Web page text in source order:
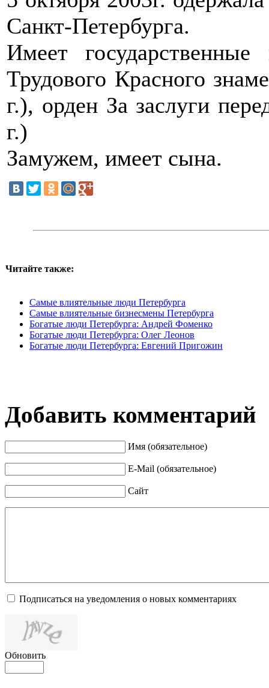
Санкт-Петербурга.
Имеет
Трудового Красного
г.), орден За заслуги
г.)
Замужем, имеет сына.
Читайте также:
Самые влиятельные люди Петербурга
Самые влиятельные бизнесмены Петербурга
Богатые люди Петербурга: Андрей Фоменко
Богатые люди Петербурга: Олег Леонов
Богатые люди Петербурга: Евгений Пригожин
Добавить комментарий
Имя (обязательное)
E-Mail (обязательное)
Сайт
Подписаться на уведомления о новых комментариях
Обновить